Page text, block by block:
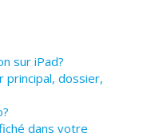
sur iPad?
principal, dossier,
dans votre